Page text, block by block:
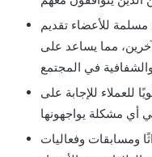
مسلمة للأعضاء تقديم
مما يساعد على
للعملاء للإجابة على
ومسابقات وفعاليات